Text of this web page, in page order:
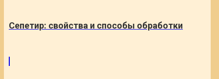
Сепетир: свойства и способы обработки